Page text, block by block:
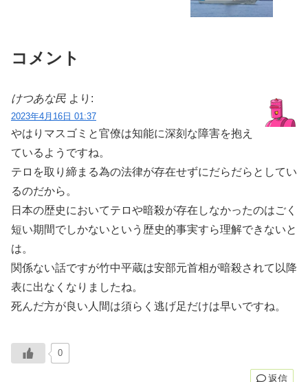
コメント
けつあな民 より:
2023年4月16日 01:37
やはりマスゴミと官僚は知能に深刻な障害を抱え
ているようですね。
テロを取り締まる為の法律が存在せずにだらだらとしてい
るのだから。
日本の歴史においてテロや暗殺が存在しなかったのはごく
短い期間でしかないという歴史的事実すら理解できないと
は。
関係ない話ですが竹中平蔵は安部元首相が暗殺されて以降
表に出なくなりましたね。
死んだ方が良い人間は須らく逃げ足だけは早いですね。
0
返信